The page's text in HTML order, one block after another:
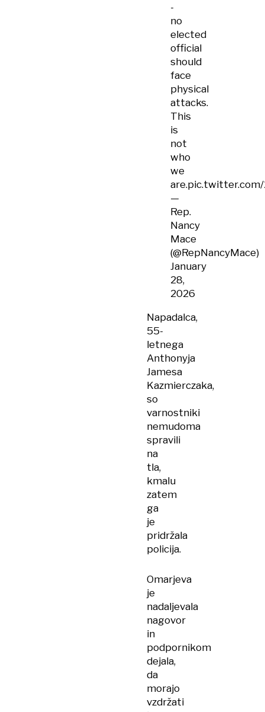
-
no
elected
official
should
face
physical
attacks.
This
is
not
who
we
are.
—
Rep.
Nancy
Mace
(@RepNancyMace)
January
28,
2026
Napadalca,
55-
letnega
Anthonyja
Jamesa
Kazmierczaka,
so
varnostniki
nemudoma
spravili
na
tla,
kmalu
zatem
ga
je
pridržala
policija.
Omarjeva
je
nadaljevala
nagovor
in
podpornikom
dejala,
da
morajo
vzdržati